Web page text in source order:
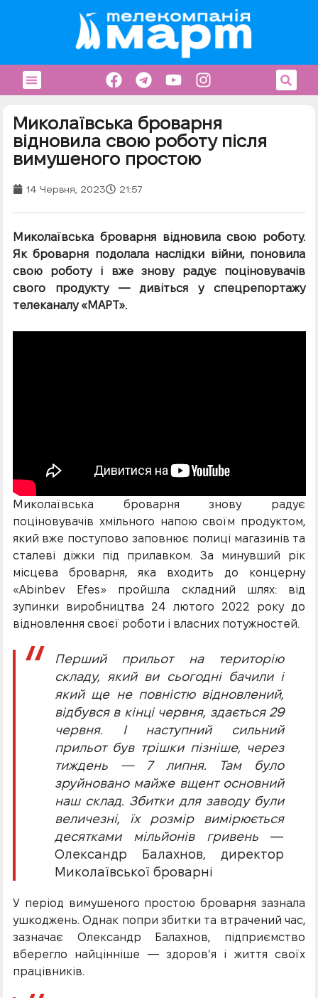
Миколаївська броварня
відновила свою роботу після
вимушеного простою
14 Червня, 2023 21:57
Миколаївська броварня відновила свою роботу.
Як броварня подолала наслідки війни, поновила
свою роботу і вже знову радує поціновувачів
свого продукту — дивіться у спецрепортажу
телеканалу «МАРТ».
Миколаївська броварня знову радує
поціновувачів хмільного напою своїм продуктом,
який вже поступово заповнює полиці магазинів та
сталеві діжки під прилавком. За минувший рік
місцева броварня, яка входить до концерну
«Abinbev Efes» пройшла складний шлях: від
зупинки виробництва 24 лютого 2022 року до
відновлення своєї роботи і власних потужностей.
Перший прильот на територію
складу, який ви сьогодні бачили і
який ще не повністю відновлений,
відбувся в кінці червня, здається 29
червня. І наступний сильний
прильот був трішки пізніше, через
тиждень — 7 липня. Там було
зруйновано майже вщент основний
наш склад. Збитки для заводу були
величезні, їх розмір вимірюється
десятками мільйонів гривень —
Олександр Балахнов, директор
Миколаївської броварні
У період вимушеного простою броварня зазнала
ушкоджень. Однак попри збитки та втрачений час,
зазначає Олександр Балахнов, підприємство
вберегло найцінніше — здоров’я і життя своїх
працівників.